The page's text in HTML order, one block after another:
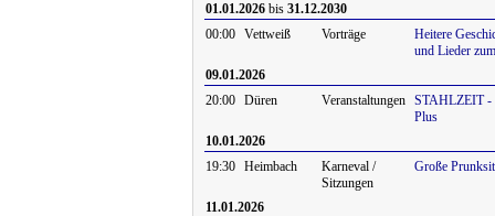
01.01.2026 bis 31.12.2030
00:00 Vettweiß Vorträge
Heitere
und Lieder
09.01.2026
20:00 Düren Veranstaltungen STAHLZEIT -
Plus
10.01.2026
19:30 Heimbach
Karneval /
Sitzungen
Große
11.01.2026